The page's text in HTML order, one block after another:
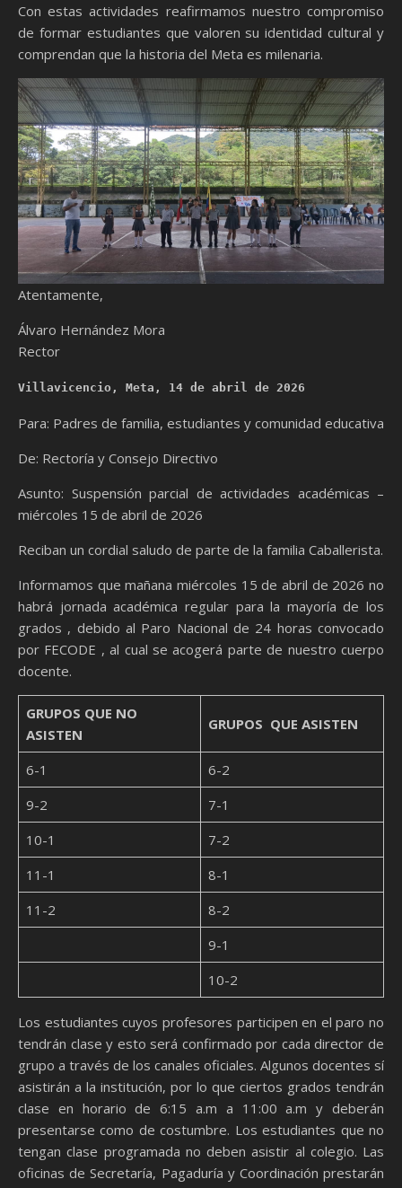
Con estas actividades reafirmamos nuestro compromiso
de formar estudiantes que valoren su identidad cultural y
comprendan que la historia del Meta es milenaria.
Atentamente,
Álvaro Hernández Mora
Rector
Villavicencio, Meta, 14 de abril de 2026
Para: Padres de familia, estudiantes y comunidad educativa
De: Rectoría y Consejo Directivo
Asunto: Suspensión parcial de actividades académicas –
miércoles 15 de abril de 2026
Reciban un cordial saludo de parte de la familia Caballerista.
Informamos que mañana miércoles 15 de abril de 2026 no
habrá jornada académica regular para la mayoría de los
grados , debido al Paro Nacional de 24 horas convocado
por FECODE , al cual se acogerá parte de nuestro cuerpo
docente.
GRUPOS QUE NO
ASISTEN
GRUPOS QUE ASISTEN
6-1
6-2
9-2
7-1
10-1
7-2
11-1
8-1
11-2
8-2
9-1
10-2
Los estudiantes cuyos profesores participen en el paro no
tendrán clase y esto será confirmado por cada director de
grupo a través de los canales oficiales. Algunos docentes sí
asistirán a la institución, por lo que ciertos grados tendrán
clase en horario de 6:15 a.m a 11:00 a.m y deberán
presentarse como de costumbre. Los estudiantes que no
tengan clase programada no deben asistir al colegio. Las
oficinas de Secretaría, Pagaduría y Coordinación prestarán